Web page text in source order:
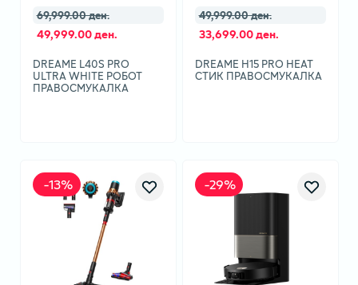
69,999.00 ден.
49,999.00 ден.
DREAME L40S PRO
ULTRA WHITE РОБОТ
ПРАВОСМУКАЛКА
49,999.00 ден.
33,699.00 ден.
DREAME H15 PRO HEAT
СТИК ПРАВОСМУКАЛКА
-13% -29%